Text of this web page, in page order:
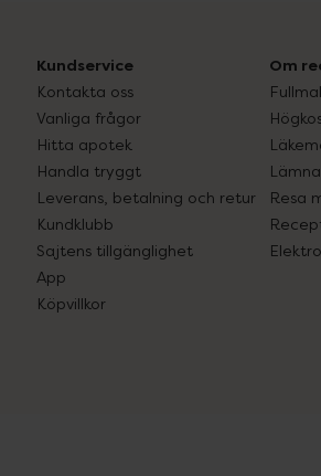
Kundservice
Kontakta oss
Vanliga frågor
Hitta apotek
Handla tryggt
Leverans, betalning och retur
Kundklubb
Sajtens tillgänglighet
App
Köpvillkor
Om
Resa